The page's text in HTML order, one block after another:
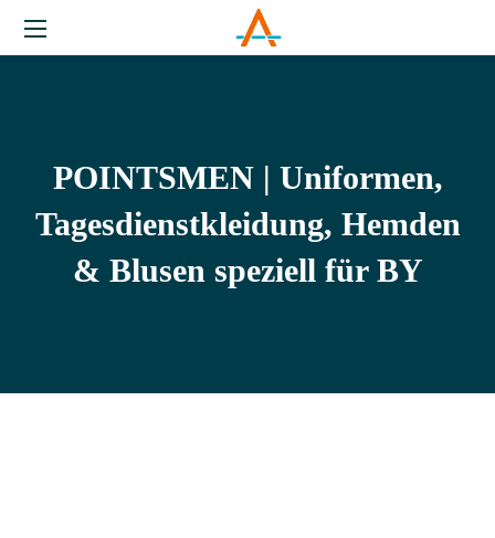
POINTSMEN | Uniformen,
Tagesdienstkleidung, Hemden
& Blusen speziell für BY